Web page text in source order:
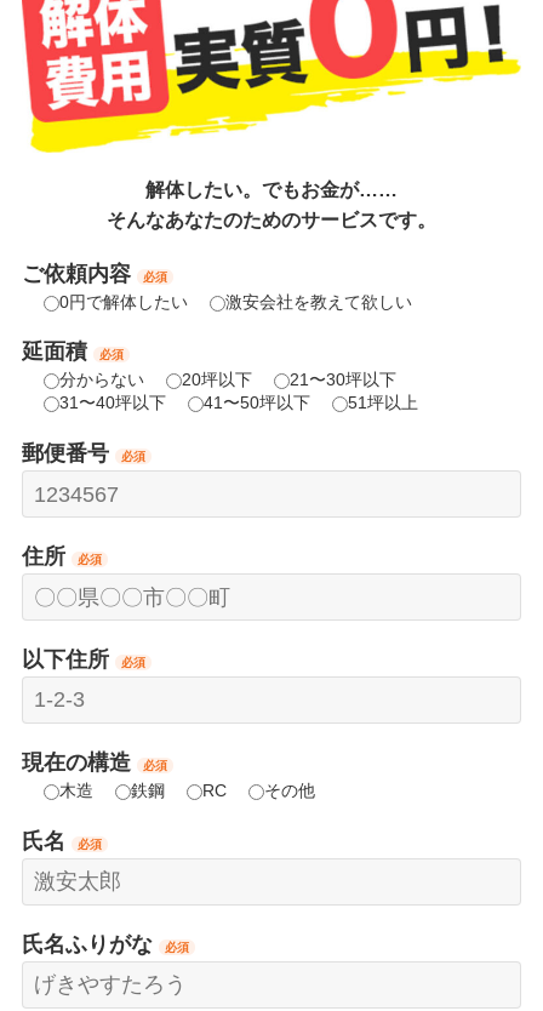
解体したい。でもお金が……
そんなあなたのためのサービスです。
ご依頼内容 必須
0円で解体したい 激安会社を教えて欲しい
延面積 必須
分からない 20坪以下
21〜30坪以下
31〜40坪以下
41〜50坪以下 51坪以上
郵便番号 必須
住所 必須
以下住所 必須
現在の構造 必須
木造 鉄鋼 RC その他
氏名 必須
氏名ふりがな 必須